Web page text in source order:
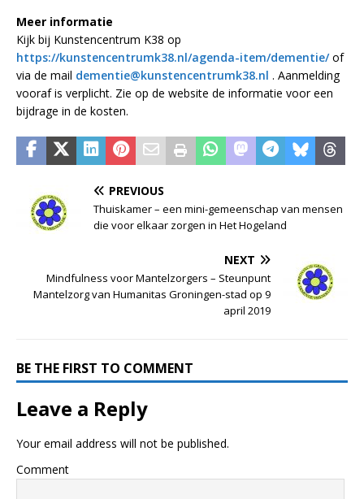
Meer informatie
Kijk bij Kunstencentrum K38 op
https://kunstencentrumk38.nl/agenda-item/dementie/of
via de mail dementie@kunstencentrumk38.nl . Aanmelding
vooraf is verplicht. Zie op de website de informatie voor een
bijdrage in de kosten.
PREVIOUS
Thuiskamer – een mini-gemeenschap van mensen
die voor elkaar zorgen in Het Hogeland
NEXT
Mindfulness voor Mantelzorgers – Steunpunt
Mantelzorg van Humanitas Groningen-stad op 9
april 2019
BE THE FIRST TO COMMENT
Leave a Reply
Your email address will not be published.
Comment